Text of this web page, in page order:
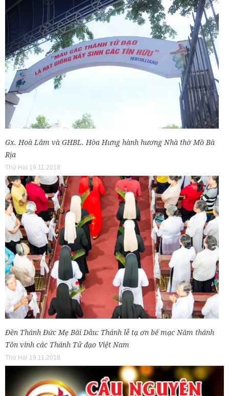
Gx. Hoà Lâm và GHBL. Hòa Hưng hành hương Nhà thờ Mồ Bà
Rịa
Thứ Hai 19.11.2018
Đền Thánh Đức Mẹ Bãi Dâu: Thánh lễ tạ ơn bế mạc Năm thánh
Tôn vinh các Thánh Tử đạo Việt Nam
Thứ Hai 19.11.2018